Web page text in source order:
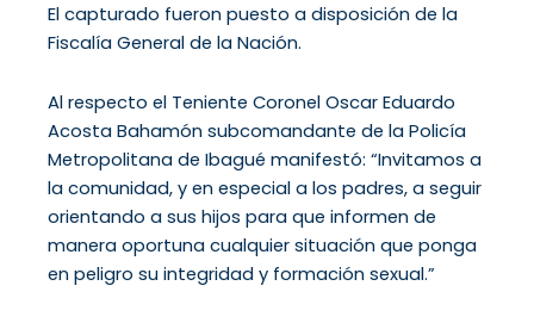
El capturado fueron puesto a disposición de la
Fiscalía General de la Nación.
Al respecto el Teniente Coronel Oscar Eduardo
Acosta Bahamón subcomandante de la Policía
Metropolitana de Ibagué manifestó: “Invitamos a
la comunidad, y en especial a los padres, a seguir
orientando a sus hijos para que informen de
manera oportuna cualquier situación que ponga
en peligro su integridad y formación sexual.”